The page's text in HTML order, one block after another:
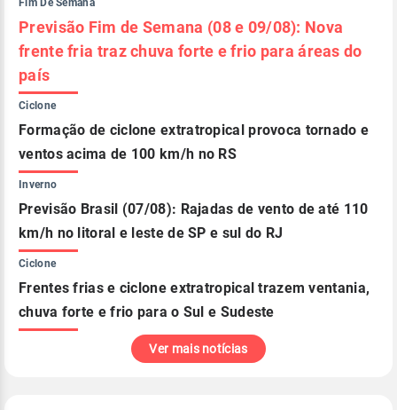
Previsão Fim de Semana (08 e 09/08): Nova
frente fria traz chuva forte e frio para áreas do
país
Ciclone
Formação de ciclone extratropical provoca tornado e
ventos acima de 100 km/h no RS
Inverno
Previsão Brasil (07/08): Rajadas de vento de até 110
km/h no litoral e leste de SP e sul do RJ
Ciclone
Frentes frias e ciclone extratropical trazem ventania,
chuva forte e frio para o Sul e Sudeste
Ver mais notícias